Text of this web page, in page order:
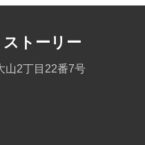
トーリー
山2丁目22番7号